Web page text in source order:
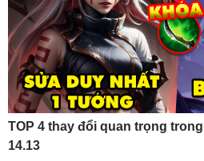
TOP 4 thay đổi quan trọng
14.13